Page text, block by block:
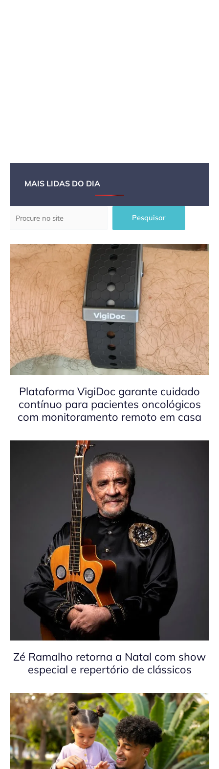
MAIS LIDAS DO DIA
Pesquisar
Plataforma VigiDoc garante cuidado
contínuo para pacientes oncológicos
com monitoramento remoto em casa
Zé Ramalho retorna a Natal com show
especial e repertório de clássicos